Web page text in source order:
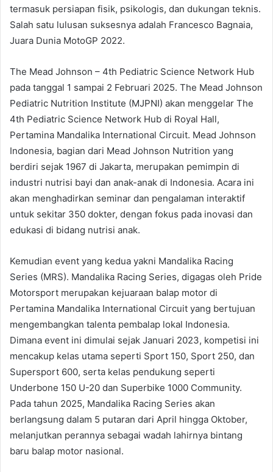
termasuk persiapan fisik, psikologis, dan dukungan teknis.
Salah satu lulusan suksesnya adalah Francesco Bagnaia,
Juara Dunia MotoGP 2022.
The Mead Johnson – 4th Pediatric Science Network Hub
pada tanggal 1 sampai 2 Februari 2025. The Mead Johnson
Pediatric Nutrition Institute (MJPNI) akan menggelar The
4th Pediatric Science Network Hub di Royal Hall,
Pertamina Mandalika International Circuit. Mead Johnson
Indonesia, bagian dari Mead Johnson Nutrition yang
berdiri sejak 1967 di Jakarta, merupakan pemimpin di
industri nutrisi bayi dan anak-anak di Indonesia. Acara ini
akan menghadirkan seminar dan pengalaman interaktif
untuk sekitar 350 dokter, dengan fokus pada inovasi dan
edukasi di bidang nutrisi anak.
Kemudian event yang kedua yakni Mandalika Racing
Series (MRS). Mandalika Racing Series, digagas oleh Pride
Motorsport merupakan kejuaraan balap motor di
Pertamina Mandalika International Circuit yang bertujuan
mengembangkan talenta pembalap lokal Indonesia.
Dimana event ini dimulai sejak Januari 2023, kompetisi ini
mencakup kelas utama seperti Sport 150, Sport 250, dan
Supersport 600, serta kelas pendukung seperti
Underbone 150 U-20 dan Superbike 1000 Community.
Pada tahun 2025, Mandalika Racing Series akan
berlangsung dalam 5 putaran dari April hingga Oktober,
melanjutkan perannya sebagai wadah lahirnya bintang
baru balap motor nasional.